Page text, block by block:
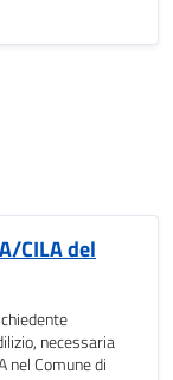
CILA del
necessaria
nel Comune di